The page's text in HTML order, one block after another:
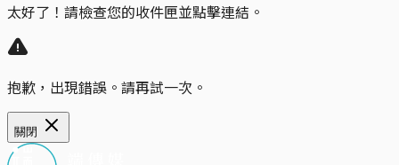
太好了！請檢查您的收件匣並點擊連結。
抱歉，出現錯誤。請再試一次。
關閉